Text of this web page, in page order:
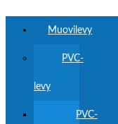
Muovilevy
PVC-
levy
PVC-